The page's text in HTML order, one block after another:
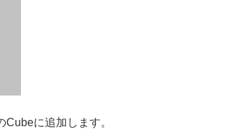
に追加します。